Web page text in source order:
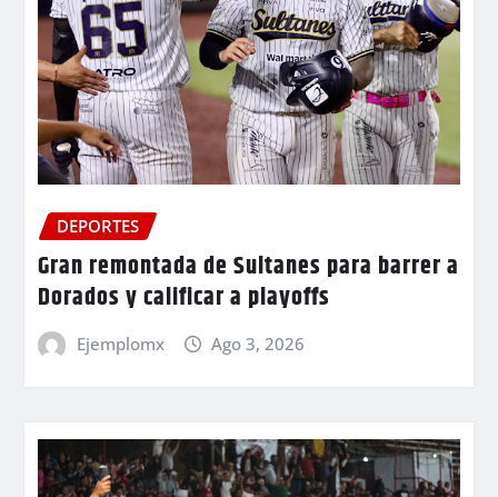
DEPORTES
Gran remontada de Sultanes para barrer a
Dorados y calificar a playoffs
Ejemplomx Ago 3, 2026